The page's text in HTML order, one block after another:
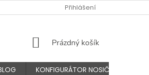
VÝMĚNA A VRÁCENÍ ZBOŽÍ
Přihlášení
NÁKUPNÍ
Prázdný košík
KONFIGURÁTOR NOSIČŮ